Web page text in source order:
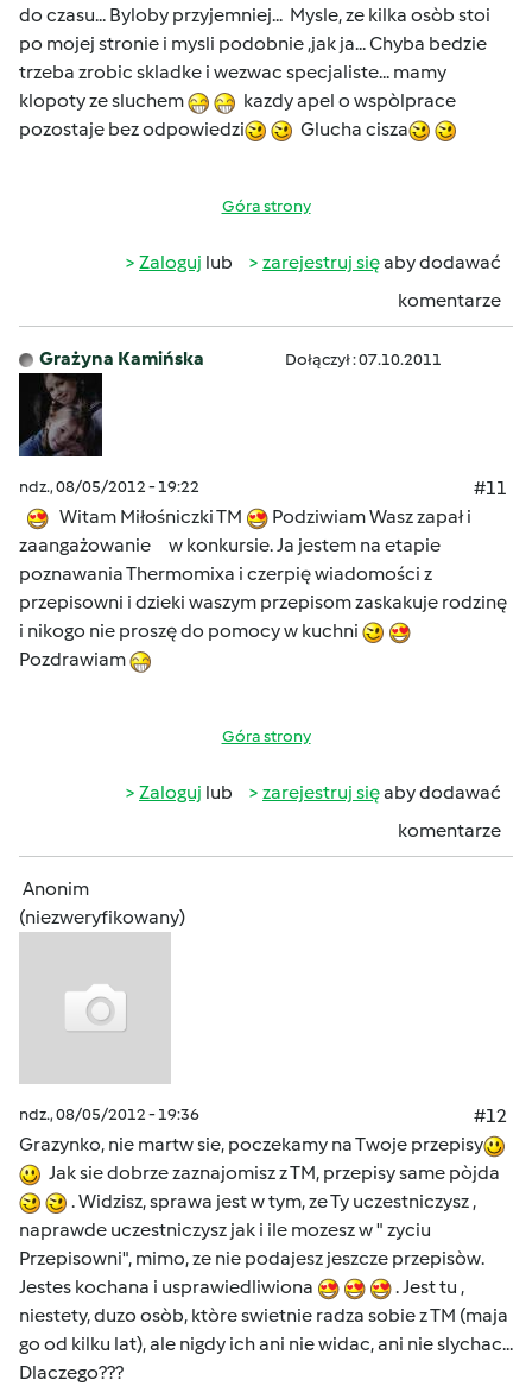
do czasu... Byloby przyjemniej... Mysle, ze kilka osòb stoi
po mojej stronie i mysli podobnie ,jak ja... Chyba bedzie
trzeba zrobic skladke i wezwac specjaliste... mamy
klopoty ze sluchem
kazdy apel o wspòlprace
pozostaje bez odpowiedzi
Glucha cisza
Góra strony
Zaloguj lub zarejestruj sięaby dodawać
komentarze
Grażyna Kamińska Dołączył : 07.10.2011
ndz., 08/05/2012 - 19:22
#11
Witam Miłośniczki TM
Podziwiam Wasz zapał i
zaangażowanie w konkursie. Ja jestem na etapie
poznawania Thermomixa i czerpię wiadomości z
przepisowni i dzieki waszym przepisom zaskakuje rodzinę
i nikogo nie proszę do pomocy w kuchni
Pozdrawiam
Góra strony
Zaloguj lub zarejestruj sięaby dodawać
komentarze
Anonim
(niezweryfikowany)
ndz., 08/05/2012 - 19:36
#12
Grazynko, nie martw sie, poczekamy na Twoje przepisy
Jak sie dobrze zaznajomisz z TM, przepisy same pòjda
. Widzisz, sprawa jest w tym, ze Ty uczestniczysz ,
naprawde uczestniczysz jak i ile mozesz w " zyciu
Przepisowni", mimo, ze nie podajesz jeszcze przepisòw.
Jestes kochana i usprawiedliwiona
. Jest tu ,
niestety, duzo osòb, ktòre swietnie radza sobie z TM (maja
go od kilku lat), ale nigdy ich ani nie widac, ani nie slychac...
Dlaczego???